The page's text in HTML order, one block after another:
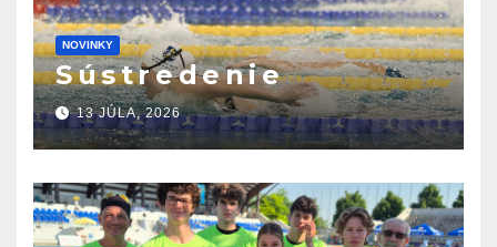
NOVINKY
S ú s t r e d e n i e
13 JÚLA, 2026